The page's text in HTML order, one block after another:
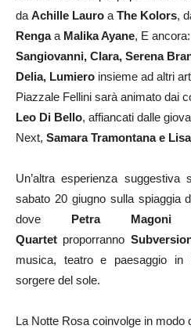
da Achille Lauro a The Kolors,
Rengaa Malika Ayane, E ancora:
Sangiovanni, Clara, Serena
Delia, Lumiero insieme ad altri
Piazzale Fellini sarà animato dai
Leo Di Bello, affiancati dalle
Next, Samara Tramontana e
Un’altra esperienza
sabato 20 giugno sulla spiaggia
dove Petra
Quartet proporranno
musica, teatro e paesaggio in
sorgere del sole.
La Notte Rosa coinvolge in modo